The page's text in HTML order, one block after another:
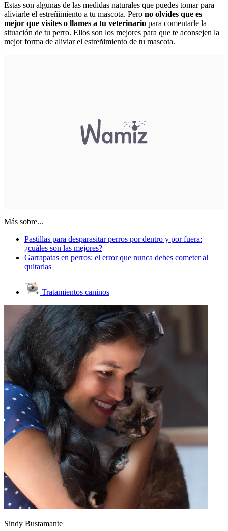
Estas son algunas de las medidas naturales que puedes tomar para
aliviarle el estreñimiento a tu mascota. Pero no olvides que es
mejor que visites o llames a tu veterinario para comentarle la
situación de tu perro. Ellos son los mejores para que te aconsejen la
mejor forma de aliviar el estreñimiento de tu mascota.
Más sobre...
Pastillas para desparasitar perros por dentro y por fuera:
¿cuáles son las mejores?
Garrapatas en perros: el error que nunca debes cometer al
quitarlas
Tratamientos caninos
Sindy Bustamante